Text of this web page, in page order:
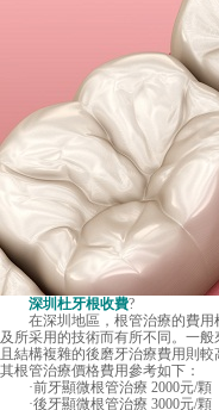
深圳杜牙根收費?
在深圳地區，根管治療的費用
及所采用的技術而有所不同。一
且結構複雜的後磨牙治療費用則
其根管治療價格費用參考如下：
·前牙顯微根管治療 2000元/顆
·後牙顯微根管治療 3000元/顆